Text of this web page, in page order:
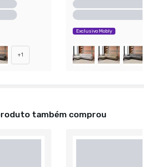
+1
Exclusivo Mobly
também comprou